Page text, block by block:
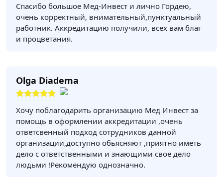
Спасибо большое Мед-Инвест и лично Гордею,
очень корректный, внимательный,пунктуальный
работник. Аккредитацию получили, всех вам благ
и процветания.
Olga Diadema
Хочу поблагодарить организацию Мед Инвест за
помощь в оформлении аккредитации ,очень
ответсвенный подход сотрудников данной
организации,доступно обьясняют ,приятно иметь
дело с ответственными и знающими свое дело
людьми !Рекомендую однозначно.